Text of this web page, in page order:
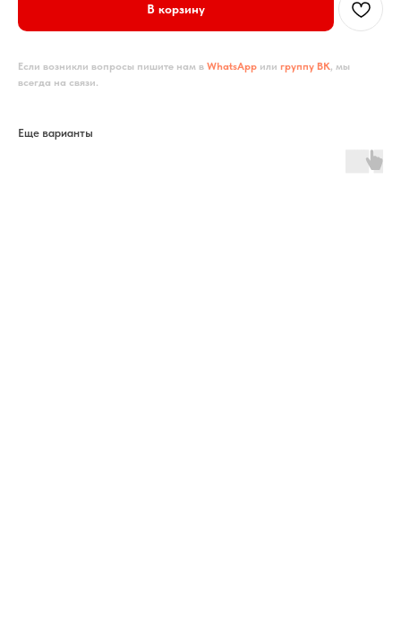
В корзину
Если возникли вопросы пишите нам в WhatsApp или группу ВК, мы
всегда на связи.
Еще варианты